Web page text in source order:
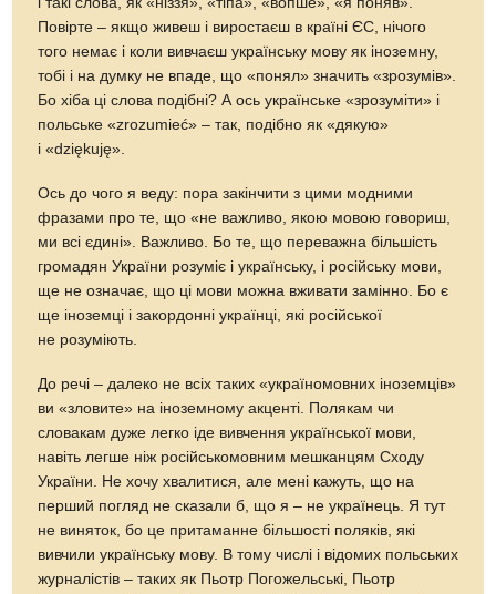
Повірте – якщо живеш і виростаєш в країні ЄС, нічого
того немає і коли вивчаєш українську мову як іноземну,
тобі і на думку не впаде, що «понял» значить «зрозумів».
Бо хіба ці слова подібні? А ось українське «зрозуміти» i
польське «zrozumieć» – так, подібно як «дякую»
і «dziękuję».
Ось до чого я веду: пора закінчити з цими модними
фразами про те, що «не важливо, якою мовою говориш,
ми всі єдині». Важливо. Бо те, що переважна більшість
громадян України розуміє і українську, і російську мови,
ще не означає, що ці мови можна вживати замінно. Бо є
ще іноземці і закордонні українці, які російської
не розуміють.
До речі – далеко не всіх таких «україномовних іноземців»
ви «зловите» на іноземному акценті. Полякам чи
словакам дуже легко іде вивчення української мови,
навіть легше ніж російськомовним мешканцям Сходу
України. Не хочу хвалитися, але мені кажуть, що на
перший погляд не сказали б, що я – не українець. Я тут
не виняток, бо це притаманне більшості поляків, які
вивчили українську мову. В тому числі і відомих польських
журналістів – таких як Пьотр Погожельські, Пьотр